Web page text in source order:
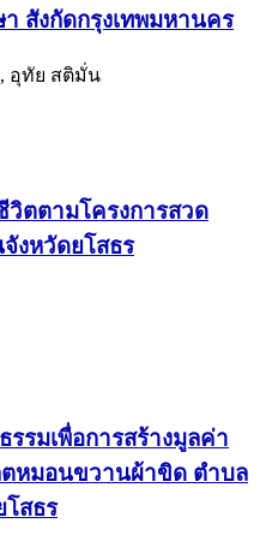
สังกัดกรุงเทพมหานคร
อุทัย สติมั่น
ตตามโครงการสวด
งหวัดยโสธร
รมเพื่อการสร้างมูลค่า
ตหมอนขวานผ้าขิด ตำบล
โสธร